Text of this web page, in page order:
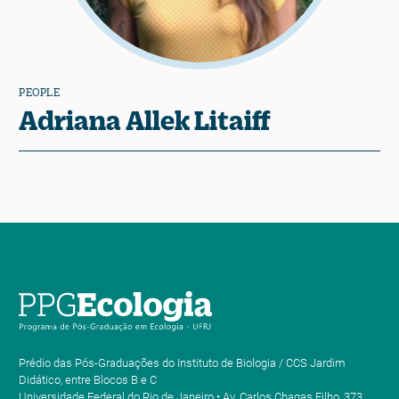
PEOPLE
Adriana Allek Litaiff
Prédio das Pós-Graduações do Instituto de Biologia / CCS Jardim
Didático, entre Blocos B e C